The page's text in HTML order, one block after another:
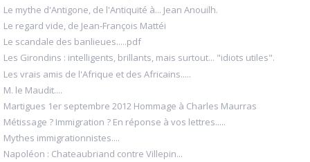
Le mythe d'Antigone, de l'Antiquité à... Jean Anouilh.
Le regard vide, de Jean-François Mattéi
Le scandale des banlieues.....pdf
Les Girondins : intelligents, brillants, mais surtout... "idiots utiles".
Les vrais amis de l'Afrique et des Africains.....
M. le Maudit....
Martigues 1er septembre 2012 Hommage à Charles Maurras
Métissage ? Immigration ? En réponse à vos lettres.....
Mythes immigrationnistes....
Napoléon : Chateaubriand contre Villepin...